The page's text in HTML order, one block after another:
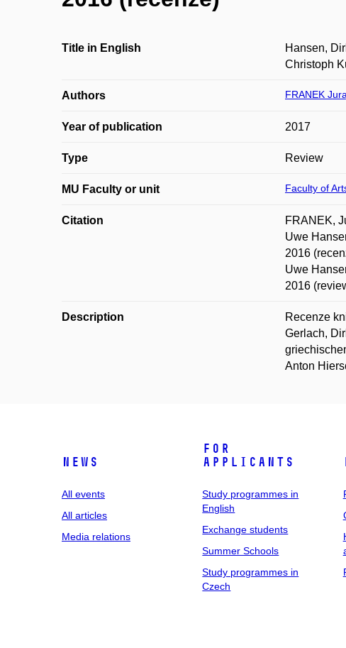
Title in English
Hansen,
Christoph
Authors FRANEK
Year of publication 2017
Type Review
MU Faculty or unit Faculty of
Citation
FRANEK,
Uwe
2016
Uwe
2016
Description
Recenze
Gerlach,
Anton
News
All events
All articles
Media relations
For
applicants
Study programmes in
English
Exchange students
Summer Schools
Study programmes in
Czech